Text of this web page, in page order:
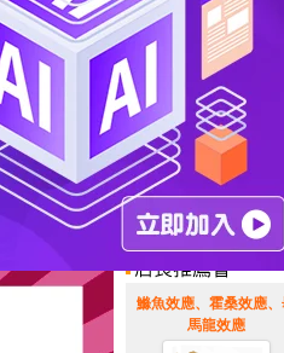
通知|霹靂英雄音樂精選|
鰷魚效應、霍桑效應
馬龍效應